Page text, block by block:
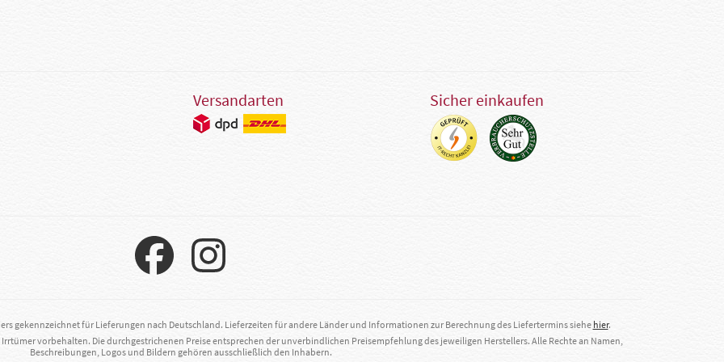
Versandarten Sicher einkaufen
gekennzeichnet für Lieferungen nach Deutschland. Lieferzeiten für andere Länder und Informationen zur Berechnung des Liefertermins siehe hier.
Irrtümer vorbehalten. Die durchgestrichenen Preise entsprechen der unverbindlichen Preisempfehlung des jeweiligen Herstellers. Alle Rechte an Namen,
Beschreibungen, Logos und Bildern gehören ausschließlich den Inhabern.